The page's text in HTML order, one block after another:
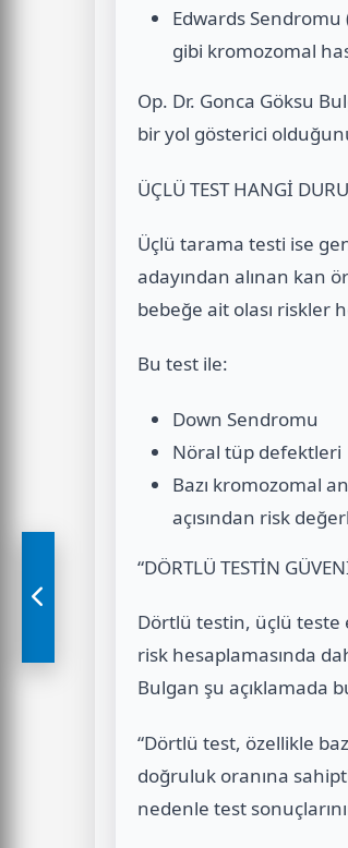
Edwards Sendromu
gibi kromozomal
Op. Dr. Gonca Göksu
bir yol gösterici
ÜÇLÜ TEST HANGİ
Üçlü tarama testi ise
adayından alınan kan
bebeğe ait olası riskler
Bu test ile:
Down Sendromu
Nöral tüp defektleri
Bazı kromozomal
açısından risk
“DÖRTLÜ TESTİN
Dörtlü testin, üçlü teste
risk hesaplamasında
Bulgan şu açıklamada
“Dörtlü test, özellikle
doğruluk oranına
nedenle test